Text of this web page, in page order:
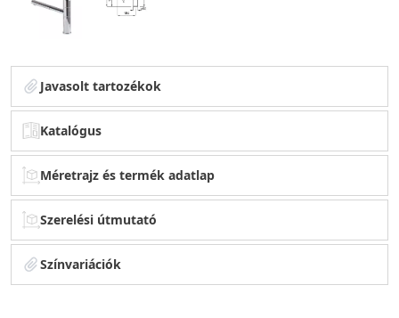
Javasolt tartozékok
Katalógus
Méretrajz és termék adatlap
Szerelési útmutató
Színvariációk